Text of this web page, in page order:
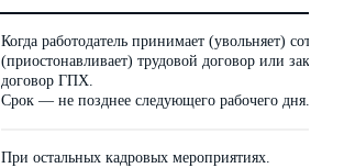
Когда работодатель принимает (увольняет)
(приостонавливает) трудовой договор или
договор ГПХ.
Срок — не позднее следующего рабочего дня.
При остальных кадровых мероприятиях.